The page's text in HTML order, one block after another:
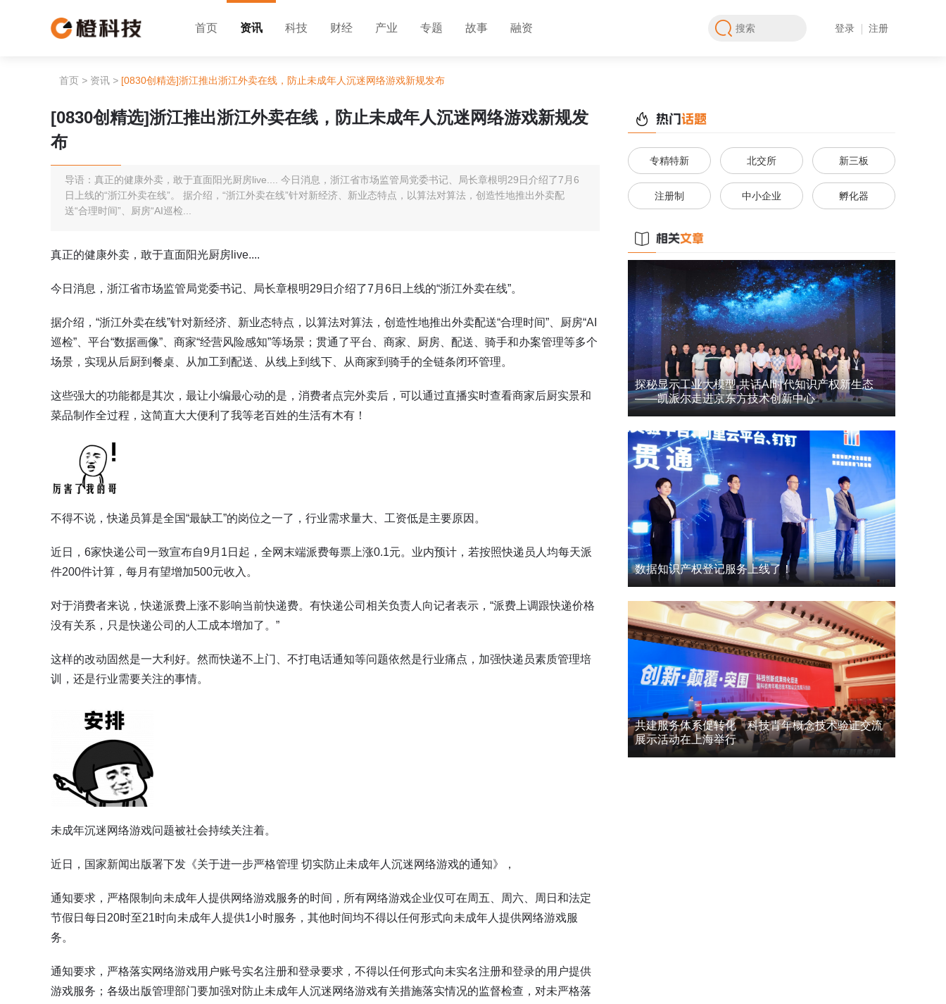
首页 资讯 科技 财经 产业 专题 故事 融资 登录 注册
首页 > 资讯 > [0830创精选]浙江推出浙江外卖在线，防止未成年人沉迷网络游戏新规发布
[0830创精选]浙江推出浙江外卖在线，防止未成年人沉迷网络游戏新规发
布
导语：真正的健康外卖，敢于直面阳光厨房live.... 今日消息，浙江省市场监管局党委书记、局长章根明29日介绍了7月6
日上线的“浙江外卖在线”。 据介绍，“浙江外卖在线”针对新经济、新业态特点，以算法对算法，创造性地推出外卖配
送“合理时间”、厨房“AI巡检...
真正的健康外卖，敢于直面阳光厨房live....
今日消息，浙江省市场监管局党委书记、局长章根明29日介绍了7月6日上线的“浙江外卖在线”。
据介绍，“浙江外卖在线”针对新经济、新业态特点，以算法对算法，创造性地推出外卖配送“合理时间”、厨房“AI
巡检”、平台“数据画像”、商家“经营风险感知”等场景；贯通了平台、商家、厨房、配送、骑手和办案管理等多个
场景，实现从后厨到餐桌、从加工到配送、从线上到线下、从商家到骑手的全链条闭环管理。
这些强大的功能都是其次，最让小编最心动的是，消费者点完外卖后，可以通过直播实时查看商家后厨实景和
菜品制作全过程，这简直大大便利了我等老百姓的生活有木有！
不得不说，快递员算是全国“最缺工”的岗位之一了，行业需求量大、工资低是主要原因。
近日，6家快递公司一致宣布自9月1日起，全网末端派费每票上涨0.1元。业内预计，若按照快递员人均每天派
件200件计算，每月有望增加500元收入。
对于消费者来说，快递派费上涨不影响当前快递费。有快递公司相关负责人向记者表示，“派费上调跟快递价格
没有关系，只是快递公司的人工成本增加了。”
这样的改动固然是一大利好。然而快递不上门、不打电话通知等问题依然是行业痛点，加强快递员素质管理培
训，还是行业需要关注的事情。
未成年沉迷网络游戏问题被社会持续关注着。
近日，国家新闻出版署下发《关于进一步严格管理 切实防止未成年人沉迷网络游戏的通知》，
通知要求，严格限制向未成年人提供网络游戏服务的时间，所有网络游戏企业仅可在周五、周六、周日和法定
节假日每日20时至21时向未成年人提供1小时服务，其他时间均不得以任何形式向未成年人提供网络游戏服
务。
通知要求，严格落实网络游戏用户账号实名注册和登录要求，不得以任何形式向未实名注册和登录的用户提供
游戏服务；各级出版管理部门要加强对防止未成年人沉迷网络游戏有关措施落实情况的监督检查，对未严格落
专精特新 北交所 新三板
注册制 中小企业 孵化器
探秘显示工业大模型 共话AI时代知识产权新生态
——凯派尔走进京东方技术创新中心
数据知识产权登记服务上线了！
共建服务体系促转化 科技青年概念技术验证交流
展示活动在上海举行